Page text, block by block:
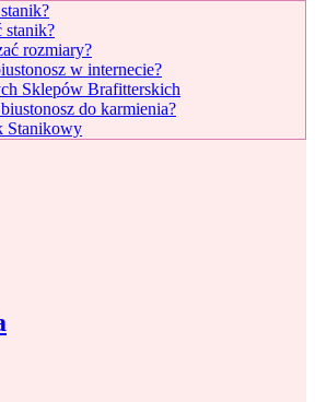
stanik?
rozmiary?
w internecie?
Sklepów Brafitterskich
do karmienia?
Stanikowy